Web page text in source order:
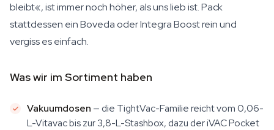
bleibt«, ist immer noch höher, als uns lieb ist. Pack
stattdessen ein Boveda oder Integra Boost rein und
vergiss es einfach.
Was wir im Sortiment haben
Vakuumdosen — die TightVac-Familie reicht vom 0,06-
L-Vitavac bis zur 3,8-L-Stashbox, dazu der iVAC Pocket